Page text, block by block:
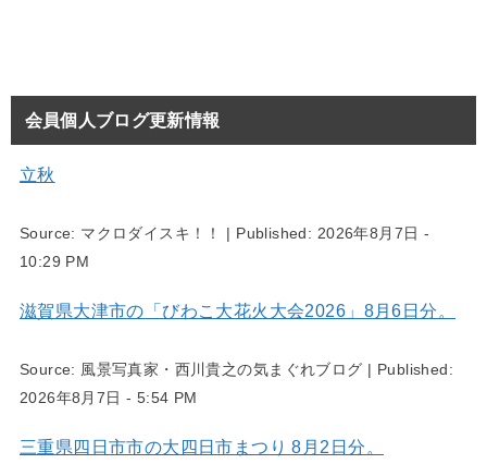
会員個人ブログ更新情報
立秋
Source: マクロダイスキ！！ | Published: 2026年8月7日 -
10:29 PM
滋賀県大津市の「びわこ大花火大会2026」8月6日分。
Source: 風景写真家・西川貴之の気まぐれブログ | Published:
2026年8月7日 - 5:54 PM
三重県四日市市の大四日市まつり 8月2日分。